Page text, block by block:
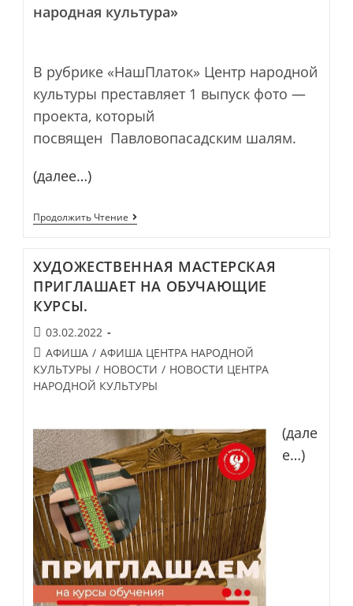
народная культура»
В рубрике «НашПлаток» Центр народной
культуры преставляет 1 выпуск фото —
проекта, который
посвящен Павловопасадским шалям.
(далее…)
Продолжить Чтение Творческий
Проект
–
Народная
Культура»
ХУДОЖЕСТВЕННАЯ МАСТЕРСКАЯ
ПРИГЛАШАЕТ НА ОБУЧАЮЩИЕ
КУРСЫ.
Запись
опубликована:
03.02.2022
Post
category:
АФИША / АФИША ЦЕНТРА НАРОДНОЙ
КУЛЬТУРЫ / НОВОСТИ / НОВОСТИ ЦЕНТРА
НАРОДНОЙ КУЛЬТУРЫ
(дале
е…)